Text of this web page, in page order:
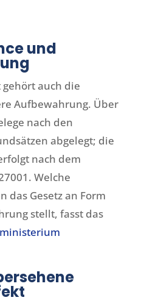
und
auch die
Aufbewahrung. Über
nach den
abgelegt; die
nach dem
Welche
das Gesetz an Form
stellt, fasst das